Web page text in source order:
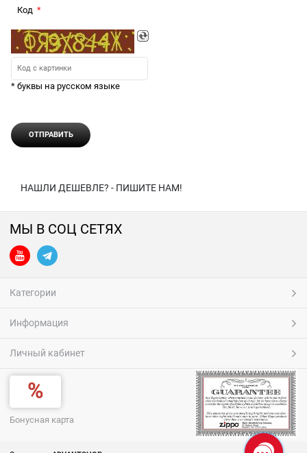
Код
* буквы на русском языке
НАШЛИ ДЕШЕВЛЕ? - ПИШИТЕ НАМ!
МЫ В СОЦ СЕТЯХ
Категории
Информация
Личный кабинет
Бонусная карта